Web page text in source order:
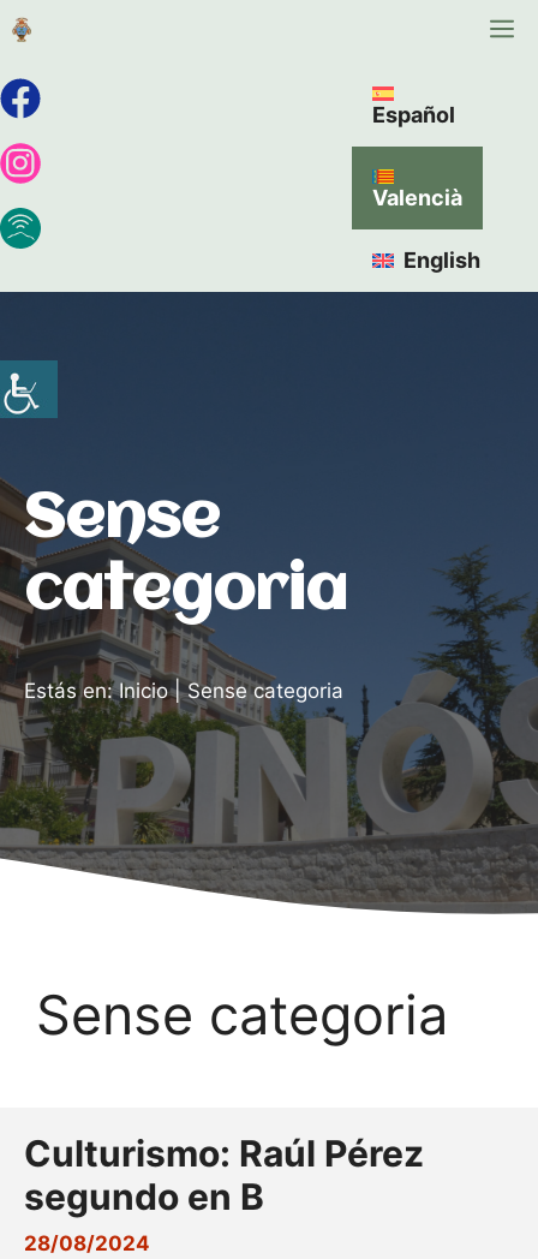
Español
Valencià
English
Sense
categoria
Estás en:Inicio|Sense categoria
Sense categoria
Culturismo: Raúl Pérez
segundo en B
28/08/2024